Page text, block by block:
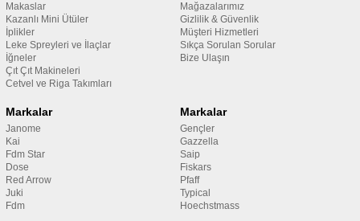
Makaslar
Kazanlı Mini Ütüler
İplikler
Leke Spreyleri ve İlaçlar
İğneler
Çıt Çıt Makineleri
Cetvel ve Riga Takımları
Mağazalarımız
Gizlilik & Güvenlik
Müşteri Hizmetleri
Sıkça Sorulan Sorular
Bize Ulaşın
Markalar
Janome
Kai
Fdm Star
Dose
Red Arrow
Juki
Fdm
Markalar
Gençler
Gazzella
Saip
Fiskars
Pfaff
Typical
Hoechstmass